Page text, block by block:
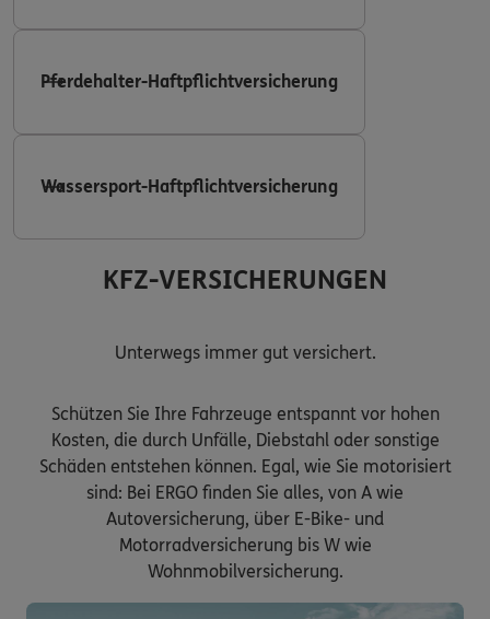
Pferdehalter-Haftpflichtversicherung
Wassersport-Haftpflichtversicherung
KFZ-VERSICHERUNGEN
Unterwegs immer gut versichert.
Schützen Sie Ihre Fahrzeuge entspannt vor hohen
Kosten, die durch Unfälle, Diebstahl oder sonstige
Schäden entstehen können. Egal, wie Sie motorisiert
sind: Bei ERGO finden Sie alles, von A wie
Autoversicherung, über E-Bike- und
Motorradversicherung bis W wie
Wohnmobilversicherung.